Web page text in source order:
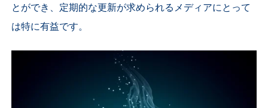
とができ、定期的な更新が求められるメディアにとって
は特に有益です。